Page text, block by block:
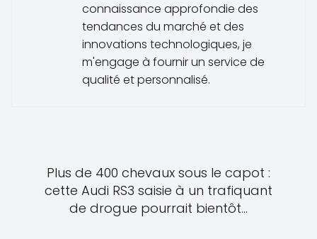
connaissance approfondie des
tendances du marché et des
innovations technologiques, je
m'engage à fournir un service de
qualité et personnalisé.
Plus de 400 chevaux sous le capot :
cette Audi RS3 saisie à un trafiquant
de drogue pourrait bientôt...